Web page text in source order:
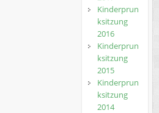
Kinderprun
ksitzung
2016
Kinderprun
ksitzung
2015
Kinderprun
ksitzung
2014